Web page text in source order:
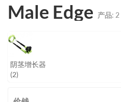
Male Edge 产品: 2
阴茎增长器
(2)